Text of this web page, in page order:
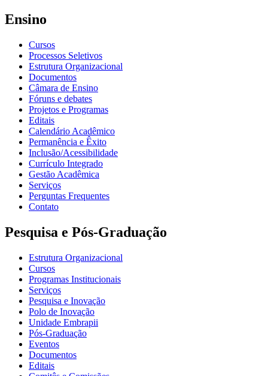
Ensino
Cursos
Processos Seletivos
Estrutura Organizacional
Documentos
Câmara de Ensino
Fóruns e debates
Projetos e Programas
Editais
Calendário Acadêmico
Permanência e Êxito
Inclusão/Acessibilidade
Currículo Integrado
Gestão Acadêmica
Serviços
Perguntas Frequentes
Contato
Pesquisa e Pós-Graduação
Estrutura Organizacional
Cursos
Programas Institucionais
Serviços
Pesquisa e Inovação
Polo de Inovação
Unidade Embrapii
Pós-Graduação
Eventos
Documentos
Editais